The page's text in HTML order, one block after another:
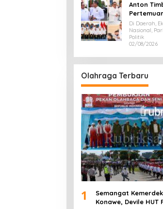
Anton
Presiden
Majukan
Di Daerah,
Nasional,
Politik
02/08/2026
Olahraga Terbaru
1
Semangat
Konawe, Devile HUT